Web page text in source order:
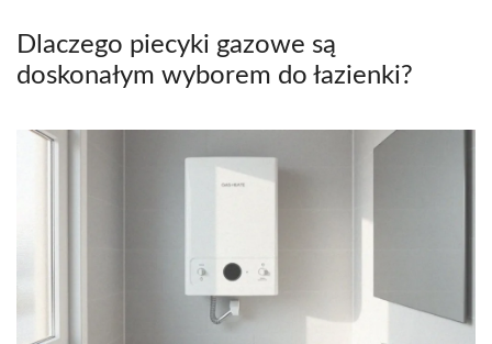
Dlaczego piecyki gazowe są
doskonałym wyborem do łazienki?